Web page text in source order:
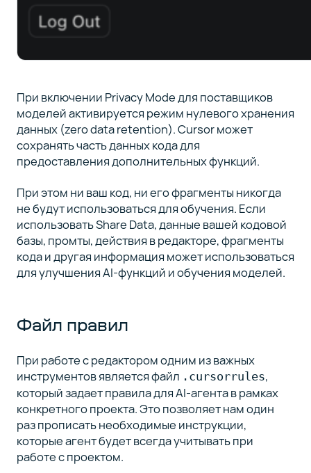
При включении Privacy Mode для поставщиков
моделей активируется режим нулевого хранения
данных (zero data retention). Cursor может
сохранять часть данных кода для
предоставления дополнительных функций.
При этом ни ваш код, ни его фрагменты никогда
не будут использоваться для обучения. Если
использовать Share Data, данные вашей кодовой
базы, промты, действия в редакторе, фрагменты
кода и другая информация может использоваться
для улучшения AI-функций и обучения моделей.
Файл правил
При работе с редактором одним из важных
инструментов является файл .cursorrules,
который задает правила для AI-агента в рамках
конкретного проекта. Это позволяет нам один
раз прописать необходимые инструкции,
которые агент будет всегда учитывать при
работе с проектом.